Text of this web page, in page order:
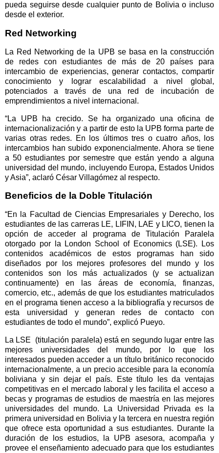
pueda seguirse desde cualquier punto de Bolivia o incluso
desde el exterior.
Red Networking
La Red Networking de la UPB se basa en la construcción
de redes con estudiantes de más de 20 países para
intercambio de experiencias, generar contactos, compartir
conocimiento y lograr escalabilidad a nivel global,
potenciados a través de una red de incubación de
emprendimientos a nivel internacional.
“La UPB ha crecido. Se ha organizado una oficina de
internacionalización y a partir de esto la UPB forma parte de
varias otras redes. En los últimos tres o cuatro años, los
intercambios han subido exponencialmente. Ahora se tiene
a 50 estudiantes por semestre que están yendo a alguna
universidad del mundo, incluyendo Europa, Estados Unidos
y Asia”, aclaró César Villagómez al respecto.
Beneficios de la Doble Titulación
“En la Facultad de Ciencias Empresariales y Derecho, los
estudiantes de las carreras LE, LIFIN, LAE y LICO, tienen la
opción de acceder al programa de Titulación Paralela
otorgado por la London School of Economics (LSE). Los
contenidos académicos de estos programas han sido
diseñados por los mejores profesores del mundo y los
contenidos son los más actualizados (y se actualizan
continuamente) en las áreas de economía, finanzas,
comercio, etc., además de que los estudiantes matriculados
en el programa tienen acceso a la bibliografía y recursos de
esta universidad y generan redes de contacto con
estudiantes de todo el mundo”, explicó Pueyo.
La LSE (titulación paralela) está en segundo lugar entre las
mejores universidades del mundo, por lo que los
interesados pueden acceder a un título británico reconocido
internacionalmente, a un precio accesible para la economía
boliviana y sin dejar el país. Este título les da ventajas
competitivas en el mercado laboral y les facilita el acceso a
becas y programas de estudios de maestría en las mejores
universidades del mundo. La Universidad Privada es la
primera universidad en Bolivia y la tercera en nuestra región
que ofrece esta oportunidad a sus estudiantes. Durante la
duración de los estudios, la UPB asesora, acompaña y
provee el enseñamiento adecuado para que los estudiantes